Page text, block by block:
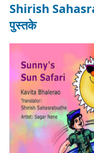
Shirish
पुस्तके